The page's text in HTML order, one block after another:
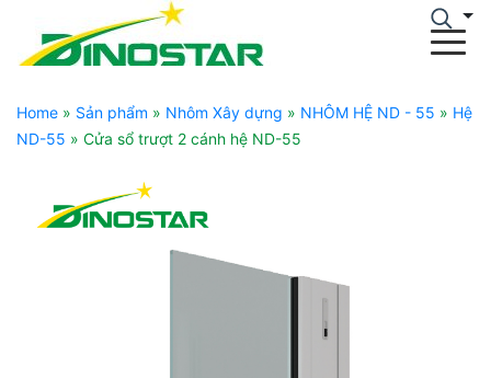
Home » Sản phẩm » Nhôm Xây dựng » NHÔM HỆ ND - 55 » Hệ
ND-55 » Cửa sổ trượt 2 cánh hệ ND-55